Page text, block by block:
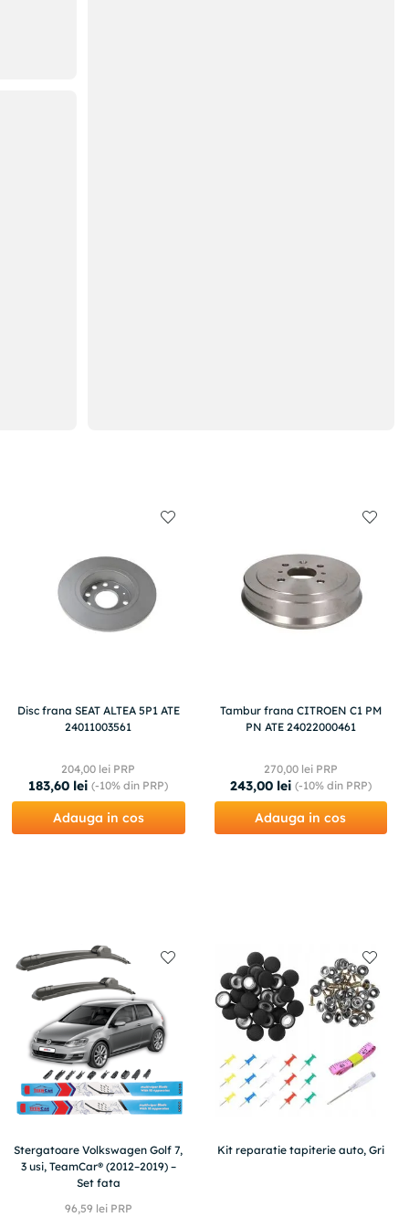
Disc frana SEAT ALTEA 5P1 ATE
24011003561
204,00 lei PRP
183,60 lei (-10% din PRP)
Adauga in cos
Tambur frana CITROEN C1 PM
PN ATE 24022000461
270,00lei PRP
243,00 lei (-10%din PRP)
Adauga in cos
Stergatoare Volkswagen Golf 7,
3 usi, TeamCar® (2012–2019) –
Set fata
96,59 lei PRP
Kit reparatie tapiterie auto, Gri